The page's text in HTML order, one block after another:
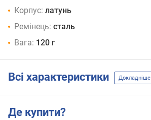
Корпус: латунь
Ремінець: сталь
Вага: 120 г
Всі характеристики Докладніше
Де купити?